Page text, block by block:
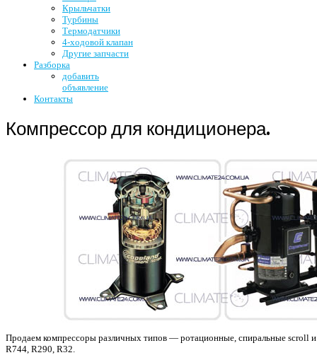
Крыльчатки
Турбины
Термодатчики
4-ходовой клапан
Другие запчасти
Разборка
добавить
объявление
Контакты
Компрессор для кондиционера.
Продаем компрессоры различных типов — ротационные, спиральные
R744, R290, R32.